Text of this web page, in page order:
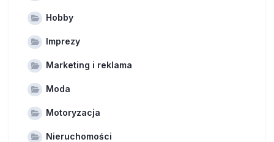
Hobby
Imprezy
Marketing i reklama
Moda
Motoryzacja
Nieruchomości